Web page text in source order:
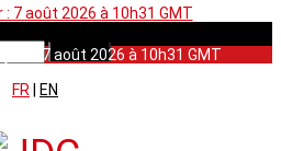
: 7 août 2026 à 10h31 GMT
: 7 août 2026 à 10h31 GMT
FR
EN